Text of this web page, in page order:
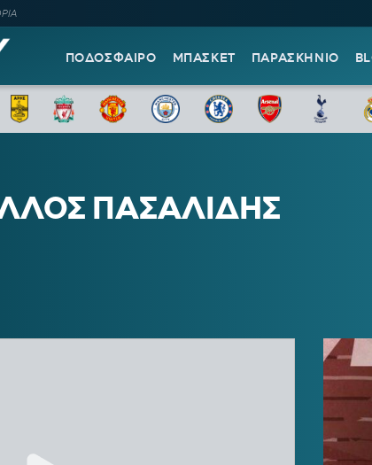
ΠΟΔΟΣΦΑΙΡΟ ΜΠΑΣΚΕΤ ΠΑΡΑΣΚΗΝΙΟ
ΠΑΣΑΛΙΔΗΣ